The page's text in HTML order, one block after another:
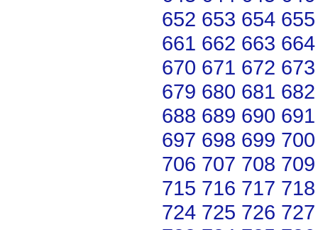
652 653 654 655
661 662 663 664
670 671 672 673
679 680 681 682
688 689 690 691
697 698 699 700
706 707 708 709
715 716 717 718
724 725 726 727